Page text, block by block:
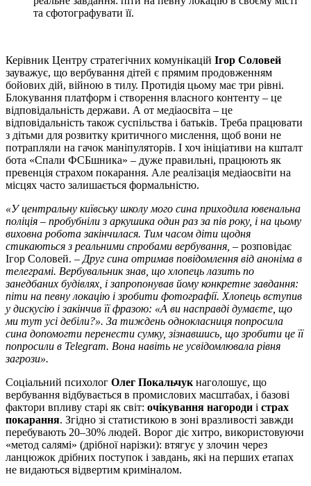
та сфотографувати її.
Керівник Центру стратегічних комунікацій Ігор Соловей
зауважує, що вербування дітей є прямим продовженням
бойових дій, війною в тилу. Протидія цьому має три рівні.
Блокування платформ і створення власного контенту – це
відповідальність держави. А от медіаосвіта – це
відповідальність також суспільства і батьків. Треба працювати
з дітьми для розвитку критичного мислення, щоб вони не
потрапляли на гачок маніпуляторів. І хоч ініціативи на кшталт
бота «Спали ФСБшника» – дуже правильні, працюють як
превенція страхом покарання. Але реалізація медіаосвіти на
місцях часто залишається формальністю.
«У центральну київську школу мого сина приходила ювенальна
поліція – пробубніли з аркушика один раз за пів року, і на цьому
виховна робота закінчилася. Тим часом діти щодня
стикаються з реальними спробами вербування, – розповідає
Ігор Соловей. – Друг сина отримав повідомлення від аноніма в
телеграмі. Вербувальник знав, що хлопець лазить по
занедбаних будівлях, і запропонував йому конкретне завдання:
піти на певну локацію і зробити фотографії. Хлопець вступив
у дискусію і закінчив її фразою: «А ви насправді думаєте, що
ми тут усі дебіли?». За тиждень однокласниця попросила
сина допомогти перенести сумку, зізнавшись, що зробити це її
попросили в Telegram. Вона навіть не усвідомлювала рівня
загрози».
Соціальний психолог Олег Покальчук наголошує, що
вербування відбувається в промислових масштабах, і базові
фактори впливу старі як світ: очікування нагороди і страх
покарання. Згідно зі статистикою в зоні вразливості завжди
перебувають 20–30% людей. Ворог діє хитро, використовуючи
«метод салямі» (дрібної нарізки): втягує у злочин через
ланцюжок дрібних поступок і завдань, які на перших етапах
не видаються відвертим криміналом.